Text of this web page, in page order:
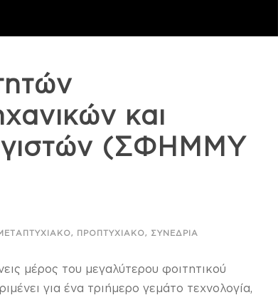
και
(ΣΦΗΜΜΥ
, ΠΡΟΠΤΥΧΙΑΚΌ, ΣΥΝΈΔΡΙΑ
μέρος του μεγαλύτερου φοιτητικού
για ένα τριήμερο γεμάτο τεχνολογία,